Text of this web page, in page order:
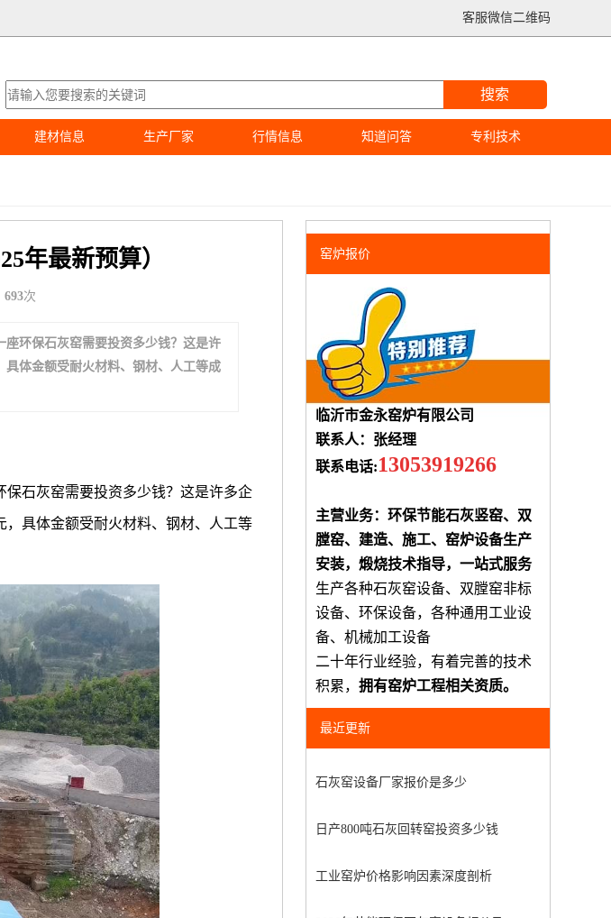
客服微信二维码
搜索
建材信息 生产厂家 行情信息 知道问答 专利技术
年最新预算）
693次
环保石灰窑需要投资多少钱？这是许
具体金额受耐火材料、钢材、人工等成
石灰窑需要投资多少钱？这是许多企
，具体金额受耐火材料、钢材、人工等
窑炉报价
临沂市金永窑炉有限公司
联系人：张经理
联系电话:13053919266
主营业务：环保节能石灰竖窑、双
膛窑、建造、施工、窑炉设备生产
安装，煅烧技术指导，一站式服务
生产各种石灰窑设备、双膛窑非标
设备、环保设备，各种通用工业设
备、机械加工设备
二十年行业经验，有着完善的技术
积累， 拥有窑炉工程相关资质。
最近更新
石灰窑设备厂家报价是多少
日产800吨石灰回转窑投资多少钱
工业窑炉价格影响因素深度剖析